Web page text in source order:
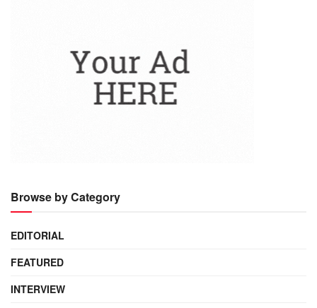
Browse by Category
EDITORIAL
FEATURED
INTERVIEW